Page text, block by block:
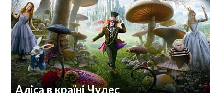
Аліса в країні Чудес